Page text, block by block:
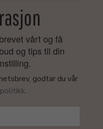
vårt og få
og tips til din
godtar du vår